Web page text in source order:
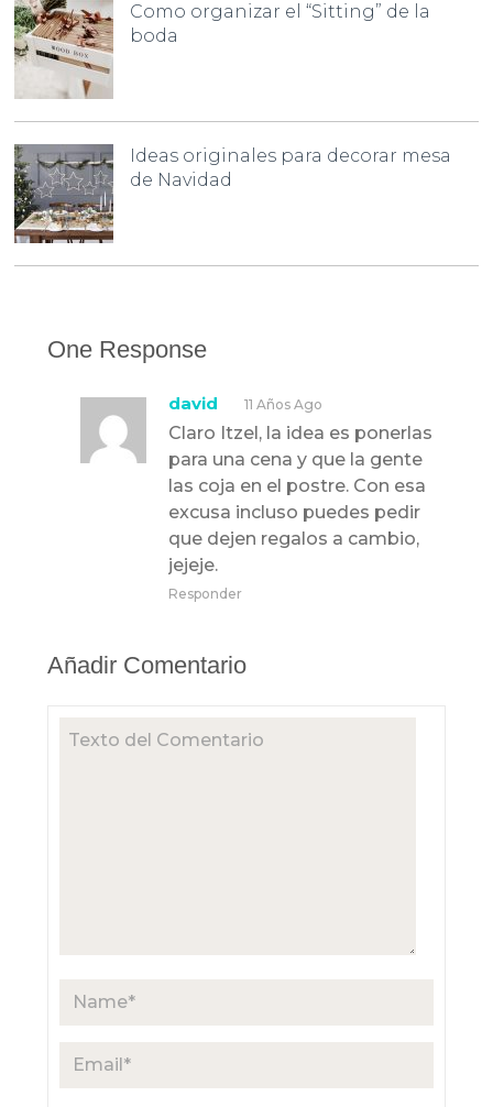
Como organizar el “Sitting” de la
boda
Ideas originales para decorar mesa
de Navidad
One Response
david 11 Años Ago
Claro Itzel, la idea es ponerlas
para una cena y que la gente
las coja en el postre. Con esa
excusa incluso puedes pedir
que dejen regalos a cambio,
jejeje.
Responder
Añadir Comentario